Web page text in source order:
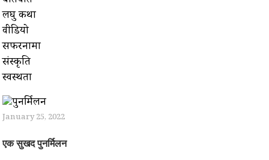
लघु कथा
वीडियो
सफरनामा
संस्कृति
स्वस्थता
January 25, 2022
एक सुखद पुनर्मिलन